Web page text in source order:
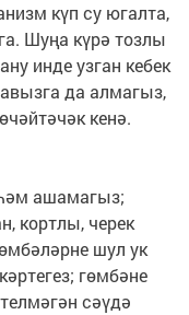
күп су югалта,
Шуңа күрә тозлы
инде узган кебек
да алмагыз,
кенә.
ашамагыз;
кортлы, черек
шул ук
гөмбәне
сәүдә